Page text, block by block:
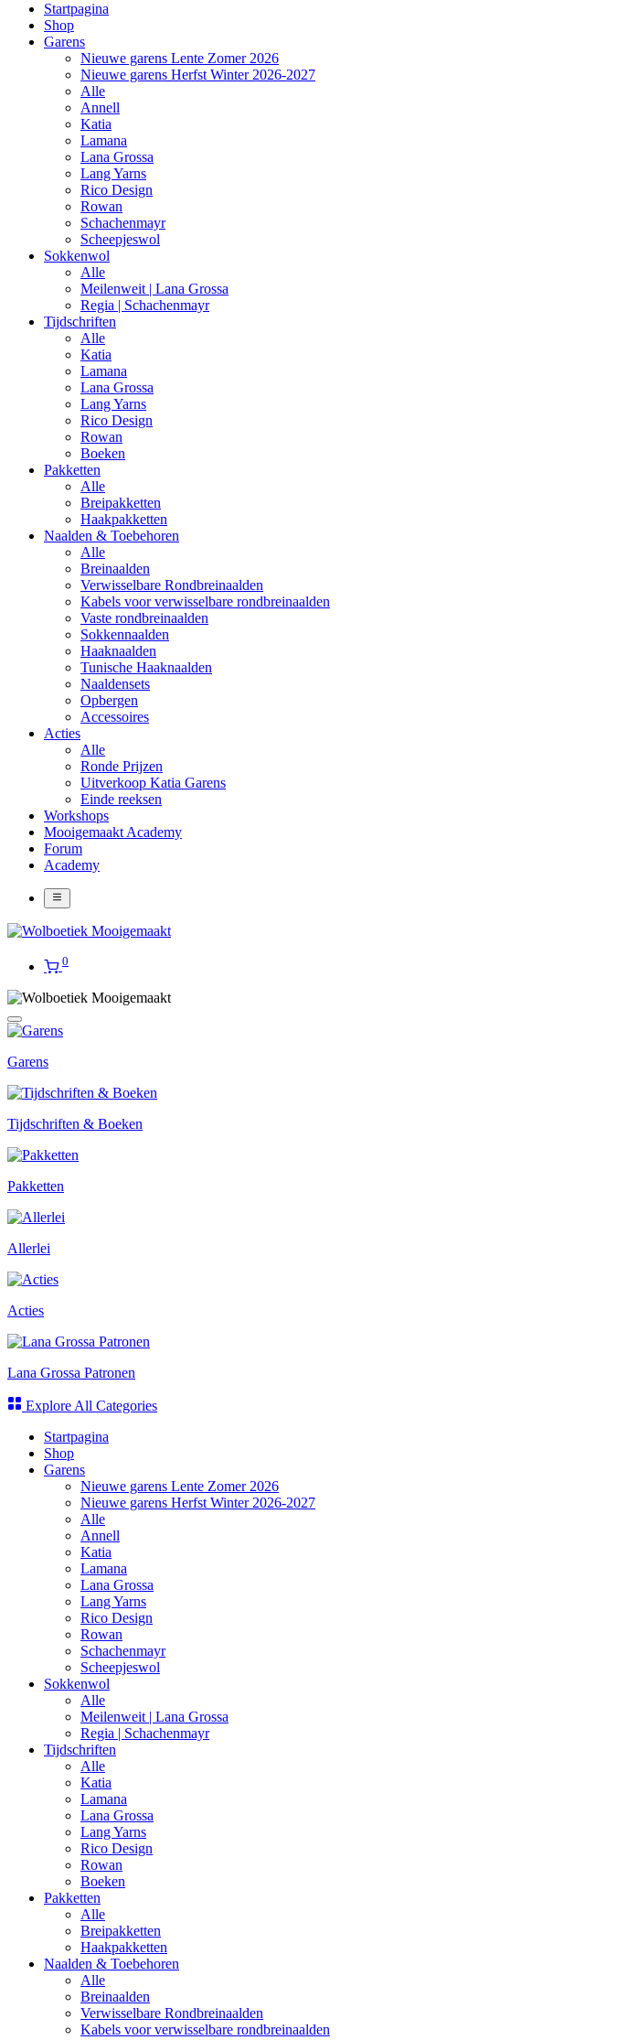
Startpagina
Shop
Garens
Nieuwe garens Lente Zomer 2026
Nieuwe garens Herfst Winter 2026-2027
Alle
Annell
Katia
Lamana
Lana Grossa
Lang Yarns
Rico Design
Rowan
Schachenmayr
Scheepjeswol
Sokkenwol
Alle
Meilenweit | Lana Grossa
Regia | Schachenmayr
Tijdschriften
Alle
Katia
Lamana
Lana Grossa
Lang Yarns
Rico Design
Rowan
Boeken
Pakketten
Alle
Breipakketten
Haakpakketten
Naalden & Toebehoren
Alle
Breinaalden
Verwisselbare Rondbreinaalden
Kabels voor verwisselbare rondbreinaalden
Vaste rondbreinaalden
Sokkennaalden
Haaknaalden
Tunische Haaknaalden
Naaldensets
Opbergen
Accessoires
Acties
Alle
Ronde Prijzen
Uitverkoop Katia Garens
Einde reeksen
Workshops
Mooigemaakt Academy
Forum
Academy
0
Garens
Tijdschriften & Boeken
Pakketten
Allerlei
Acties
Lana Grossa Patronen
Explore All Categories
Startpagina
Shop
Garens
Nieuwe garens Lente Zomer 2026
Nieuwe garens Herfst Winter 2026-2027
Alle
Annell
Katia
Lamana
Lana Grossa
Lang Yarns
Rico Design
Rowan
Schachenmayr
Scheepjeswol
Sokkenwol
Alle
Meilenweit | Lana Grossa
Regia | Schachenmayr
Tijdschriften
Alle
Katia
Lamana
Lana Grossa
Lang Yarns
Rico Design
Rowan
Boeken
Pakketten
Alle
Breipakketten
Haakpakketten
Naalden & Toebehoren
Alle
Breinaalden
Verwisselbare Rondbreinaalden
Kabels voor verwisselbare rondbreinaalden